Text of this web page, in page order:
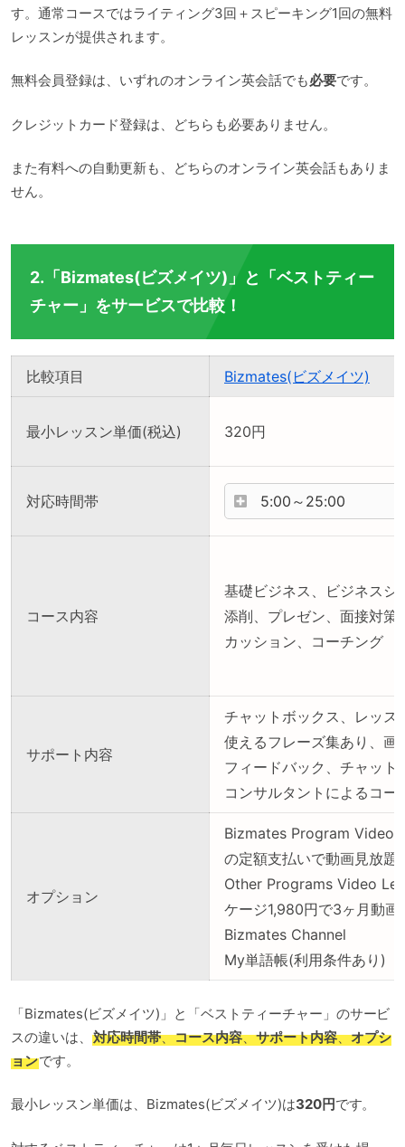
す。通常コースではライティング3回＋スピーキング1回の無料
レッスンが提供されます。
無料会員登録は、いずれのオンライン英会話でも必要です。
クレジットカード登録は、どちらも必要ありません。
また有料への自動更新も、どちらのオンライン英会話もありま
せん。
2.「Bizmates(ビズメイツ)」と「ベストティー
チャー」をサービスで比較！
比較項目 Bizmates(ビズメイツ)
最小レッスン単価(税込) 320円
対応時間帯 5:00～25:00
コース内容
基礎ビジネス、ビジネスシ
添削、プレゼン、面接対策
カッション、コーチング
サポート内容
チャットボックス、レッス
使えるフレーズ集あり、画
フィードバック、チャット
コンサルタントによるコ
オプション
Bizmates Program Video
の定額支払いで動画見放題)
Other Programs Video
ケージ1,980円で3ヶ月動画
Bizmates Channel
My単語帳(利用条件あり)
「Bizmates(ビズメイツ)」と「ベストティーチャー」のサービ
スの違いは、 対応時間帯、コース内容、サポート内容、オプシ
ョンです。
最小レッスン単価は、Bizmates(ビズメイツ)は320円です。